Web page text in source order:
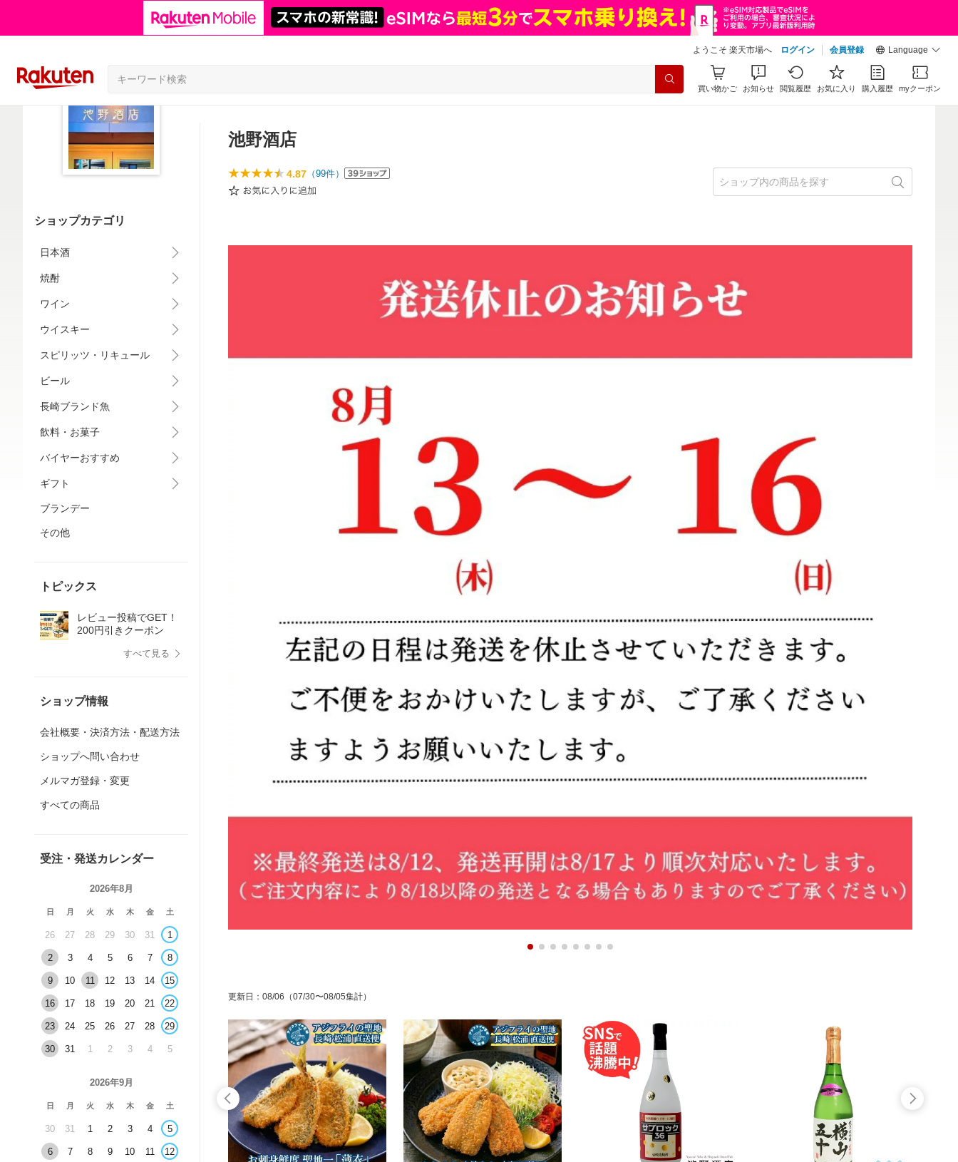
ようこそ 楽天市場へ ログイン 会員登録 Language
買い物かご お知らせ 閲覧履歴 お気に入り 購入履歴 myクーポン
ショップカテゴリ
日本酒
焼酎
ワイン
ウイスキー
スピリッツ・リキュール
ビール
長崎ブランド魚
飲料・お菓子
バイヤーおすすめ
ギフト
ブランデー
その他
トピックス
レビュー投稿でGET！
200円引きクーポン
すべて見る
ショップ情報
会社概要・決済方法・配送方法
ショップへ問い合わせ
メルマガ登録・変更
すべての商品
受注・発送カレンダー
2026年8月
日 月 火 水 木 金 土
26 27 28 29 30 31 1
2 3 4 5 6 7 8
9 10 11 12 13 14 15
16 17 18 19 20 21 22
23 24 25 26 27 28 29
30 31 1 2 3 4 5
2026年9月
日 月 火 水 木 金 土
30 31 1 2 3 4 5
6 7 8 9 10 11 12
池野酒店
4.87 （99件）
更新日 ： 08/06 （07/30〜08/05集計）